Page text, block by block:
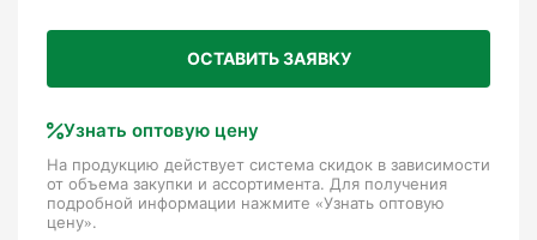
Газоны
: Для улучшения плотности, роста и цвета
ОСТАВИТЬ ЗАЯВКУ
Узнать оптовую цену
На продукцию действует система скидок в зависимости
от объема закупки и ассортимента. Для получения
подробной информации нажмите «Узнать оптовую
цену».